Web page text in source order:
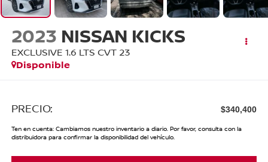
2023 NISSAN KICKS
EXCLUSIVE 1.6 LTS CVT 23
Disponible
PRECIO: $340,400
Ten en cuenta: Cambiamos nuestro inventario a diario. Por favor, consulta con la
distribuidora para confirmar la disponibilidad del vehículo.